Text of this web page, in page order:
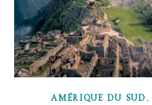
AMÉRIQUE DU SUD ,